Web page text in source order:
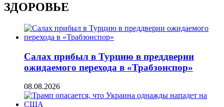
ЗДОРОВЬЕ
Салах прибыл в Турцию в преддверии
ожидаемого перехода в «Трабзонспор»
08.08.2026